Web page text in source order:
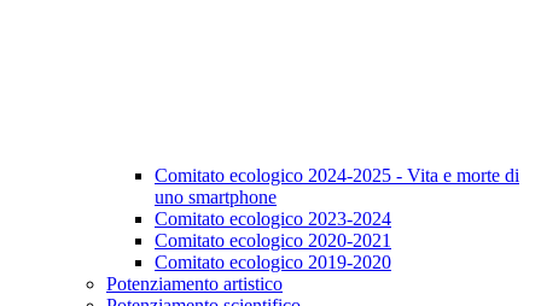
Comitato ecologico 2024-2025 - Vita e morte di
uno smartphone
Comitato ecologico 2023-2024
Comitato ecologico 2020-2021
Comitato ecologico 2019-2020
Potenziamento artistico